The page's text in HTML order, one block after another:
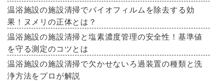
温浴施設の施設清掃でバイオフィルムを除去する効
果！ヌメリの正体とは？
温浴施設の施設清掃と塩素濃度管理の安全性！基準値
を守る測定のコツとは
温浴施設の施設清掃で欠かせないろ過装置の種類と洗
浄方法をプロが解説